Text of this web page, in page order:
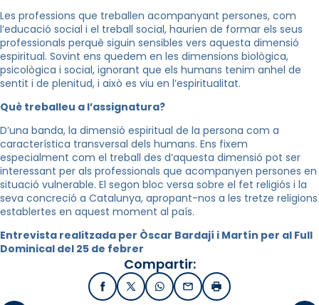
Les professions que treballen acompanyant persones, com
l’educació social i el treball social, haurien de formar els seus
professionals perquè siguin sensibles vers aquesta dimensió
espiritual. Sovint ens quedem en les dimensions biològica,
psicològica i social, ignorant que els humans tenim anhel de
sentit i de plenitud, i això es viu en l’espiritualitat.
Què treballeu a l’assignatura?
D’una banda, la dimensió espiritual de la persona com a
característica transversal dels humans. Ens fixem
especialment com el treball des d’aquesta dimensió pot ser
interessant per als professionals que acompanyen persones en
situació vulnerable. El segon bloc versa sobre el fet religiós i la
seva concreció a Catalunya, apropant-nos a les tretze religions
establertes en aquest moment al país.
Entrevista realitzada per Òscar Bardají i Martín per al Full
Dominical del 25 de febrer
Compartir:
FacebookX / TwitterWhatsApp
EmailImprimir